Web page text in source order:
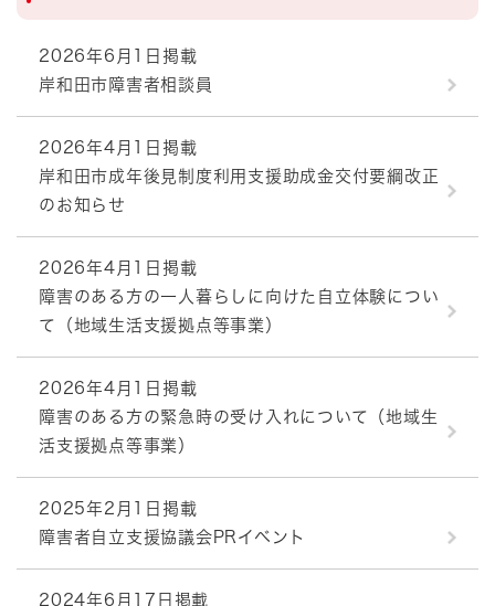
2026年6月1日掲載
岸和田市障害者相談員
2026年4月1日掲載
岸和田市成年後見制度利用支援助成金交付要綱改正
のお知らせ
2026年4月1日掲載
障害のある方の一人暮らしに向けた自立体験につい
て（地域生活支援拠点等事業）
2026年4月1日掲載
障害のある方の緊急時の受け入れについて（地域生
活支援拠点等事業）
2025年2月1日掲載
障害者自立支援協議会PRイベント
2024年6月17日掲載